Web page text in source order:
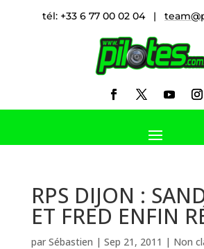
tél: +33 6 77 00 02 04 |
RPS DIJON :
ET FRED ENFIN
par Sébastien | Sep 21, 2011 | Non